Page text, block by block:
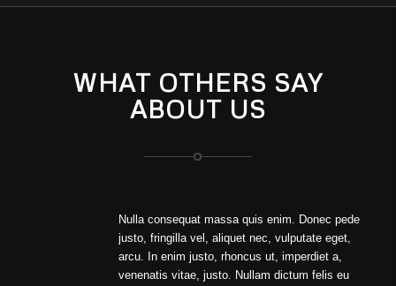
WHAT OTHERS SAY
ABOUT US
Nulla consequat massa quis enim. Donec pede
justo, fringilla vel, aliquet nec, vulputate eget,
arcu. In enim justo, rhoncus ut, imperdiet a,
venenatis vitae, justo. Nullam dictum felis eu